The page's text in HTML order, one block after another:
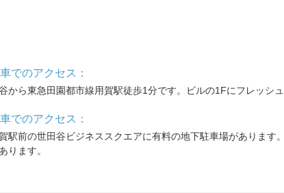
でのアクセス：
から東急田園都市線用賀駅徒歩1分です。ビルの1Fにフレッシ
でのアクセス：
駅前の世田谷ビジネススクエアに有料の地下駐車場があります
ります。